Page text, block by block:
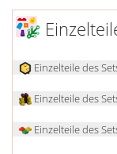
Einzelteile des
Einzelteile des
Einzelteile des